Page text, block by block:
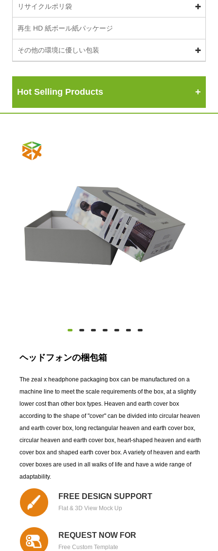
リサイクルポリ袋
再生 HD 紙ボール紙パッケージ
その他の環境に優しい包装
Hot Selling Products
ヘッドフォンの梱包箱
The zeal x headphone packaging box can be manufactured on a
machine line to meet the scale requirements of the box, at a slightly
lower cost than other box types. Heaven and earth cover box
according to the shape of "cover" can be divided into circular heaven
and earth cover box, long rectangular heaven and earth cover box,
circular heaven and earth cover box, heart-shaped heaven and earth
cover box and shaped earth cover box. A variety of heaven and earth
cover boxes are used in all walks of life and have a wide range of
adaptability.
FREE DESIGN SUPPORT
Flat & 3D View Mock Up
REQUEST NOW FOR
Free Custom Template